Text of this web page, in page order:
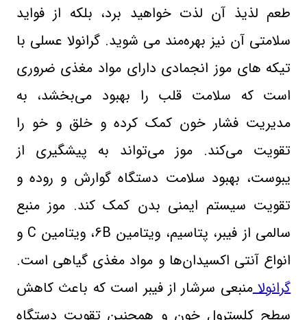
طعم لذیذ آن لذت خواهید برد، بلکه از فواید
سلامتی آن نیز بهره‌مند می‌ شوید. گرانولا عسلی با
تیکه های موز انجمادی دارای مواد مغذی ضروری
است که سلامت قلب را بهبود می‌بخشد، به
مدیریت فشار خون کمک کرده و خلق و خو را
تقویت می‌کند. موز می‌تواند به پیشگیری از
یبوست، بهبود سلامت دستگاه گوارش و روده و
تقویت سیستم ایمنی بدن کمک کند. موز منبع
سالمی از فیبر، پتاسیم، ویتامین B6، ویتامین C و
انواع آنتی اکسیدان‌ها و مواد مغذی گیاهی است.
گرانولامنبعی سرشار از فیبر است که باعث کاهش
سطح کلسترول خون و همچنین تقویت دستگاه